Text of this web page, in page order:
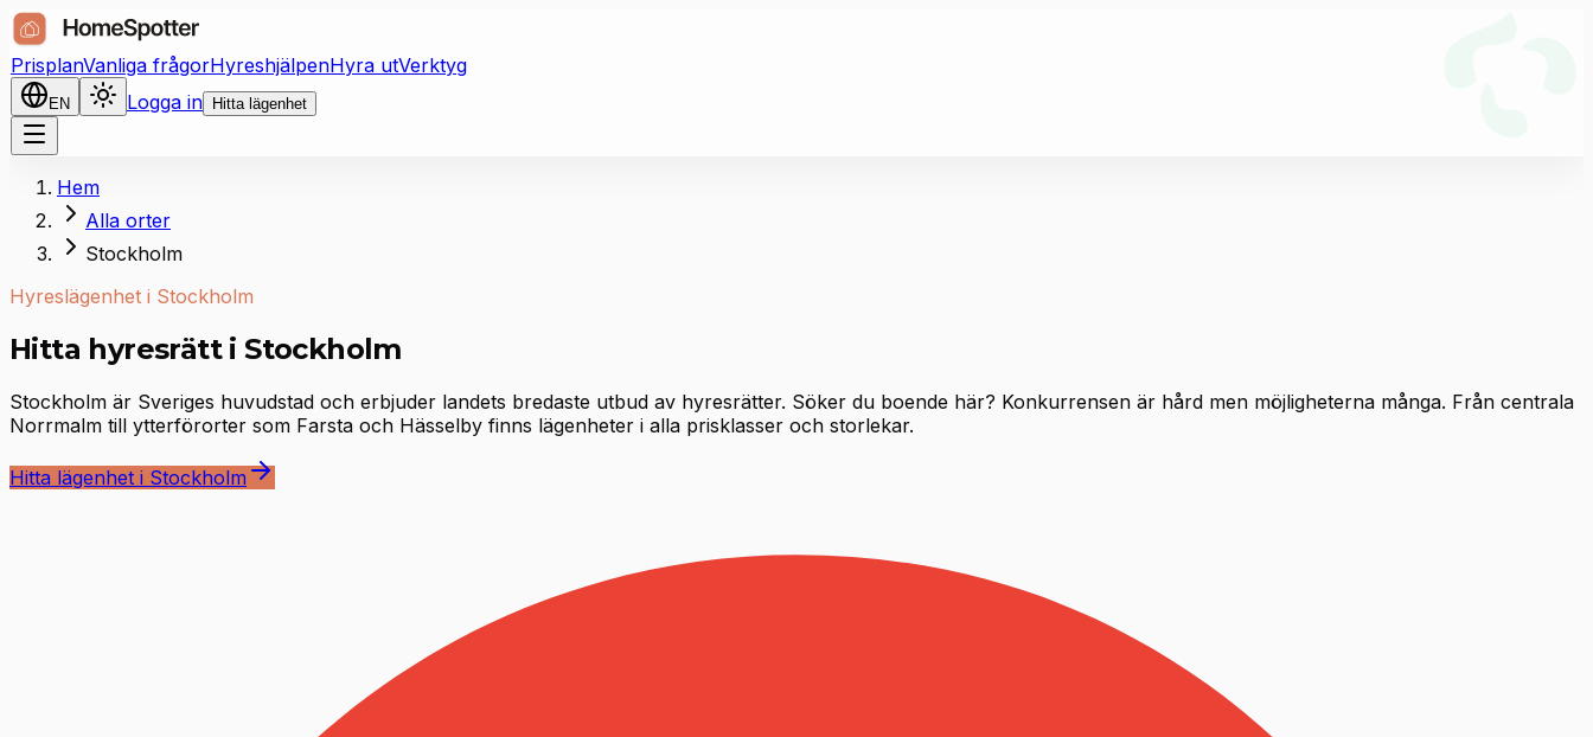
PrisplanVanliga frågorHyreshjälpenHyra utVerktyg
EN Logga in Hitta lägenhet
Hem
Alla orter
Stockholm
Hyreslägenhet i Stockholm
Hitta hyresrätt i Stockholm
Stockholm är Sveriges huvudstad och erbjuder landets bredaste utbud av hyresrätter. Söker du boende här? Konkurrensen är hård men möjligheterna många. Från centrala
Norrmalm till ytterförorter som Farsta och Hässelby finns lägenheter i alla prisklasser och storlekar.
Hitta lägenhet i Stockholm